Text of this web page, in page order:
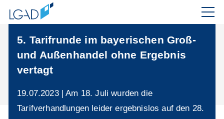
5. Tarifrunde im bayerischen Groß-
und Außenhandel ohne Ergebnis
vertagt
19.07.2023 | Am 18. Juli wurden die
Tarifverhandlungen leider ergebnislos auf den 28.